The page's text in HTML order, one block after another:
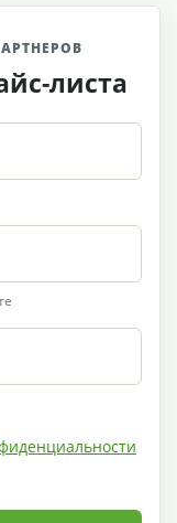
листа